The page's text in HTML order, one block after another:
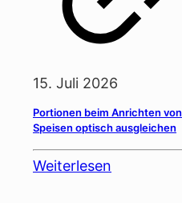
15. Juli 2026
Portionen beim Anrichten von
Speisen optisch ausgleichen
Weiterlesen